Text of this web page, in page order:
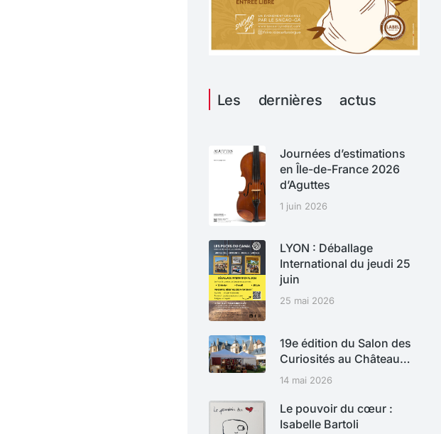
Les dernières actus
Journées d’estimations
en Île-de-France 2026
d’Aguttes
1 juin 2026
LYON : Déballage
International du jeudi 25
juin
25 mai 2026
19e édition du Salon des
Curiosités au Château…
14 mai 2026
Le pouvoir du cœur :
Isabelle Bartoli